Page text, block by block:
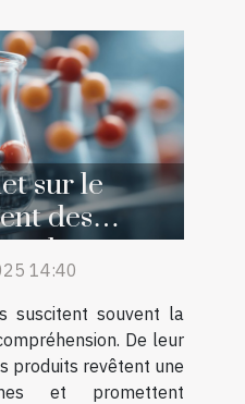
sur le
des
14:40
suscitent souvent la
De leur
produits revêtent une
et promettent